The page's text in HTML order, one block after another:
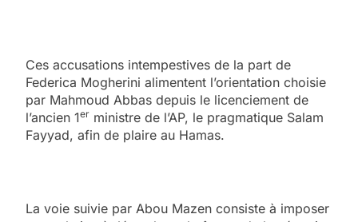
Ces accusations intempestives de la part de
Federica Mogherini alimentent l’orientation choisie
par Mahmoud Abbas depuis le licenciement de
l’ancien 1er ministre de l’AP, le pragmatique Salam
Fayyad, afin de plaire au Hamas.
La voie suivie par Abou Mazen consiste à imposer